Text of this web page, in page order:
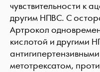
чувствительности к
другим НПВС. С
Артрокол
кислотой и другими
метотрексатом,